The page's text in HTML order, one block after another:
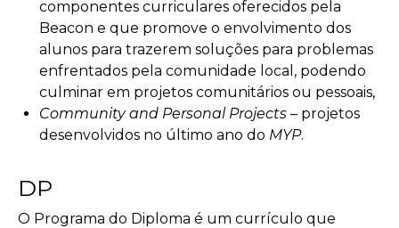
componentes curriculares oferecidos pela
Beacon e que promove o envolvimento dos
alunos para trazerem soluções para problemas
enfrentados pela comunidade local, podendo
culminar em projetos comunitários ou pessoais,
Community and Personal Projects – projetos
desenvolvidos no último ano do MYP.
DP
O Programa do Diploma é um currículo que